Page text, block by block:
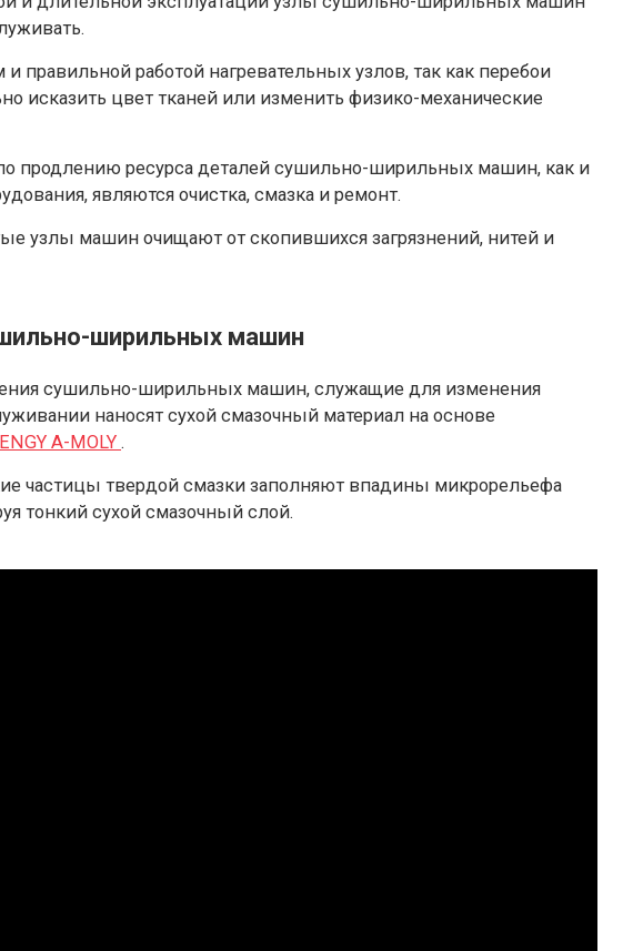
правильной работой нагревательных узлов, так как перебои
исказить цвет тканей или изменить физико-механические
продлению ресурса деталей сушильно-ширильных машин, как и
являются очистка, смазка и ремонт.
узлы машин очищают от скопившихся загрязнений, нитей и
ширильных машин
сушильно-ширильных машин, служащие для изменения
наносят сухой смазочный материал на основе
A-MOLY .
частицы твердой смазки заполняют впадины микрорельефа
тонкий сухой смазочный слой.